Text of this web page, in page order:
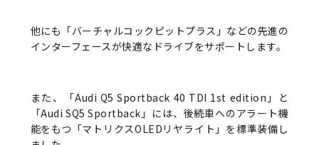
他にも「バーチャルコックピットプラス」などの先進の
インターフェースが快適なドライブをサポートします。
また、「Audi Q5 Sportback 40 TDI 1st edition」と
「Audi SQ5 Sportback」には、後続車へのアラート機
能をもつ「マトリクスOLEDリヤライト」を標準装備し